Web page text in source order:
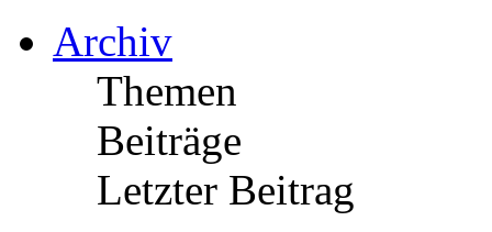
Archiv
Themen
Beiträge
Letzter Beitrag